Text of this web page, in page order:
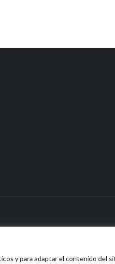
y para adaptar el contenido del
Aviso legal
Política de